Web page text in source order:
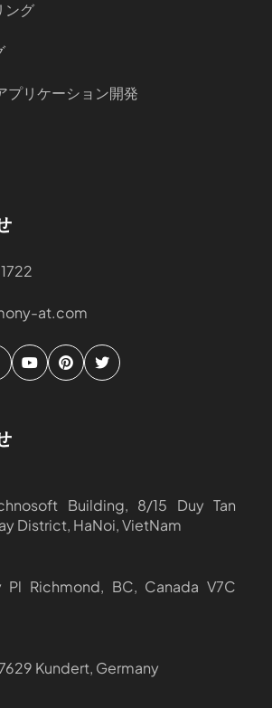
ング
プリケーション開発
at.com
Building, 8/15 Duy Tan
District, HaNoi, VietNam
Pl Richmond, BC, Canada V7C
Kundert, Germany